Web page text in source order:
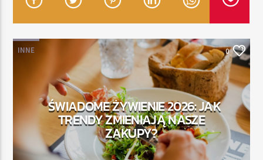
TERAZ GRAMY
TYTUŁ
ARTYSTA
RADIO STREFA MUZY
00:00 24:00
INNE 0
ŚWIADOME ŻYWIENIE 2026: JAK
TRENDY ZMIENIAJĄ NASZE
ZAKUPY?